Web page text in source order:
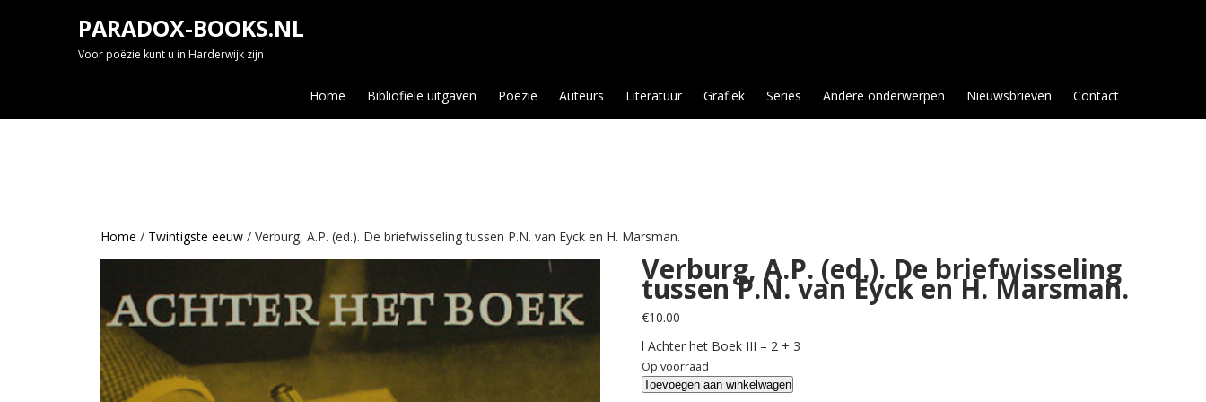
PARADOX-BOOKS.NL
Voor poëzie kunt u in Harderwijk zijn
Home Bibliofiele uitgaven Poëzie Auteurs Literatuur Grafiek Series Andere onderwerpen Nieuwsbrieven Contact
Home / Twintigste eeuw / Verburg, A.P. (ed.). De briefwisseling tussen P.N. van Eyck en H. Marsman.
Verburg, A.P. (ed.). De briefwisseling
tussen P.N. van Eyck en H. Marsman.
€10.00
l Achter het Boek III – 2 + 3
Op voorraad
Verburg,
Toevoegen aan winkelwagen